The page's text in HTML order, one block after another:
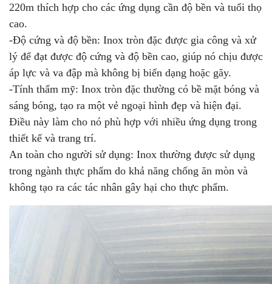
220m thích hợp cho các ứng dụng cần độ bền và tuổi thọ
cao.
-Độ cứng và độ bền: Inox tròn đặc được gia công và xử
lý để đạt được độ cứng và độ bền cao, giúp nó chịu được
áp lực và va đập mà không bị biến dạng hoặc gãy.
-Tính thẩm mỹ: Inox tròn đặc thường có bề mặt bóng và
sáng bóng, tạo ra một vẻ ngoại hình đẹp và hiện đại.
Điều này làm cho nó phù hợp với nhiều ứng dụng trong
thiết kế và trang trí.
An toàn cho người sử dụng: Inox thường được sử dụng
trong ngành thực phẩm do khả năng chống ăn mòn và
không tạo ra các tác nhân gây hại cho thực phẩm.